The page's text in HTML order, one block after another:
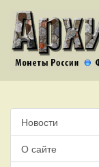
Новости
О сайте